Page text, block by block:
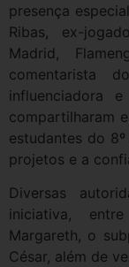
presença
Ribas, ex-
Madrid,
comentarista
influenciadora
compartilharam
estudantes do
projetos e a
Diversas
iniciativa,
Margareth, o
César, além de